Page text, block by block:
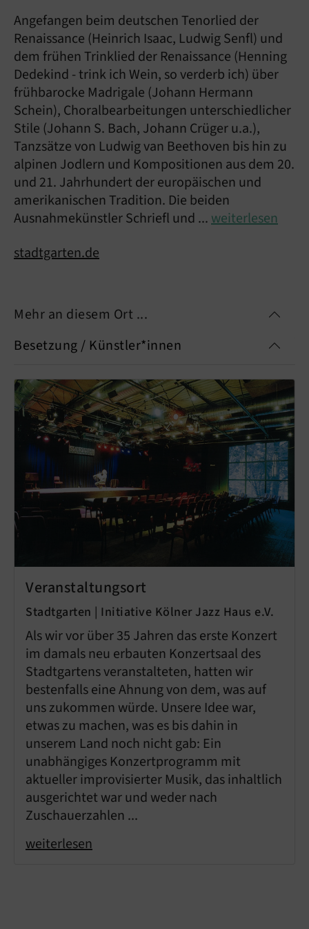
Angefangen beim deutschen Tenorlied der
Renaissance (Heinrich Isaac, Ludwig Senfl) und
dem frühen Trinklied der Renaissance (Henning
Dedekind - trink ich Wein, so verderb ich) über
frühbarocke Madrigale (Johann Hermann
Schein), Choralbearbeitungen unterschiedlicher
Stile (Johann S. Bach, Johann Crüger u.a.),
Tanzsätze von Ludwig van Beethoven bis hin zu
alpinen Jodlern und Kompositionen aus dem 20.
und 21. Jahrhundert der europäischen und
amerikanischen Tradition. Die beiden
Ausnahmekünstler Schriefl und ...weiterlesen
stadtgarten.de
Mehr an diesem Ort ...
Besetzung / Künstler*innen
Veranstaltungsort
Stadtgarten | Initiative Kölner Jazz Haus e.V.
Als wir vor über 35 Jahren das erste Konzert
im damals neu erbauten Konzertsaal des
Stadtgartens veranstalteten, hatten wir
bestenfalls eine Ahnung von dem, was auf
uns zukommen würde. Unsere Idee war,
etwas zu machen, was es bis dahin in
unserem Land noch nicht gab: Ein
unabhängiges Konzertprogramm mit
aktueller improvisierter Musik, das inhaltlich
ausgerichtet war und weder nach
Zuschauerzahlen ...
weiterlesen